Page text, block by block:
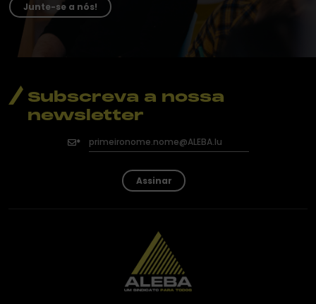
Junte-se a nós!
Subscreva a nossa
newsletter
Assinar